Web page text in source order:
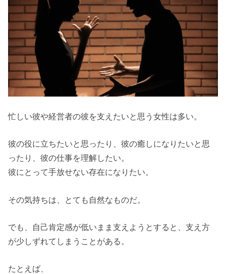
忙しい彼や経営者の彼を支えたいと思う女性は多い。
彼の役に立ちたいと思ったり、彼の癒しになりたいと思
ったり、彼の仕事を理解したい。
彼にとって手放せない存在になりたい。
その気持ちは、とても自然なものだ。
でも、自己肯定感が低いまま支えようとすると、支え方
が少しずれてしまうことがある。
たとえば、